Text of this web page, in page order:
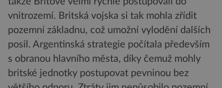
vnitrozemí. Britská vojska si tak mohla zřídit
pozemní základnu, což umožní vylodění dalších
posil. Argentinská strategie počítala především
s obranou hlavního města, díky čemuž mohly
britské jednotky postupovat pevninou bez